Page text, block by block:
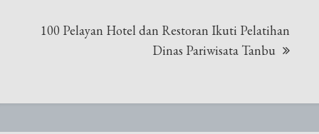
100 Pelayan Hotel dan Restoran Ikuti Pelatihan
Dinas Pariwisata Tanbu